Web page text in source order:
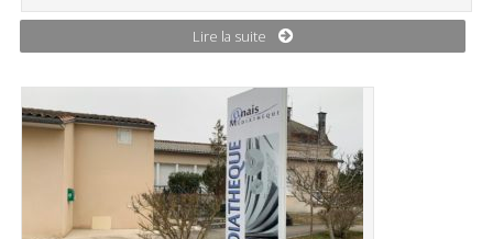
Lire la suite